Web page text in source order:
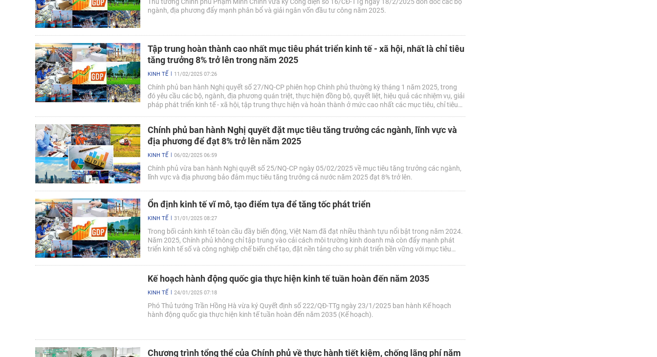
ngành, địa phương đẩy mạnh phân bổ và giải ngân vốn đầu tư công năm 2025.
Tập trung hoàn thành cao nhất mục tiêu phát triển kinh tế - xã hội, nhất là chỉ tiêu
tăng trưởng 8% trở lên trong năm 2025
KINH TẾ 11/02/2025 07:26
Chính phủ ban hành Nghị quyết số 27/NQ-CP phiên họp Chính phủ thường kỳ tháng 1 năm 2025, trong
đó yêu cầu các bộ, ngành, địa phương quán triệt, thực hiện đồng bộ, quyết liệt, hiệu quả các nhiệm vụ, giải
pháp phát triển kinh tế - xã hội, tập trung thực hiện và hoàn thành ở mức cao nhất các mục tiêu, chỉ tiêu
Chính phủ ban hành Nghị quyết đặt mục tiêu tăng trưởng các ngành, lĩnh vực và
địa phương để đạt 8% trở lên năm 2025
KINH TẾ 06/02/2025 06:59
Chính phủ vừa ban hành Nghị quyết số 25/NQ-CP ngày 05/02/2025 về mục tiêu tăng trưởng các ngành,
lĩnh vực và địa phương bảo đảm mục tiêu tăng trưởng cả nước năm 2025 đạt 8% trở lên.
Ổn định kinh tế vĩ mô, tạo điểm tựa để tăng tốc phát triển
KINH TẾ 31/01/2025 08:27
Trong bối cảnh kinh tế toàn cầu đầy biến động, Việt Nam đã đạt nhiều thành tựu nổi bật trong năm 2024.
Năm 2025, Chính phủ không chỉ tập trung vào cải cách môi trường kinh doanh mà còn đẩy mạnh phát
triển kinh tế số và công nghiệp chế biến chế tạo, đặt nền tảng cho sự phát triển bền vững với mục tiêu
Kế hoạch hành động quốc gia thực hiện kinh tế tuần hoàn đến năm 2035
KINH TẾ 24/01/2025 07:18
Phó Thủ tướng Trần Hồng Hà vừa ký Quyết định số 222/QĐ-TTg ngày 23/1/2025 ban hành Kế hoạch
hành động quốc gia thực hiện kinh tế tuần hoàn đến năm 2035 (Kế hoạch).
Chương trình tổng thể của Chính phủ về thực hành tiết kiệm, chống lãng phí năm